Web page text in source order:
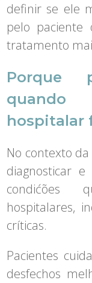
definir se ele
pelo paciente
tratamento
Porque
hospitalar
No contexto
diagnosticar
condićões
hospitalares,
críticas.
Pacientes
desfechos